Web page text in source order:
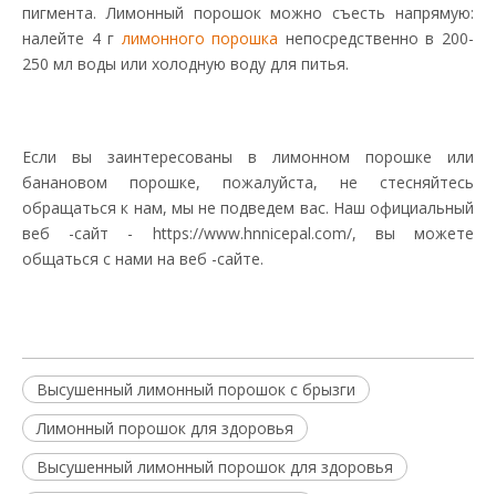
пигмента. Лимонный порошок можно съесть напрямую:
налейте 4 г лимонного порошка непосредственно в 200-
250 мл воды или холодную воду для питья.
Если вы заинтересованы в лимонном порошке или
банановом порошке, пожалуйста, не стесняйтесь
обращаться к нам, мы не подведем вас. Наш официальный
веб -сайт - https://www.hnnicepal.com/, вы можете
общаться с нами на веб -сайте.
Высушенный лимонный порошок с брызги
Лимонный порошок для здоровья
Высушенный лимонный порошок для здоровья